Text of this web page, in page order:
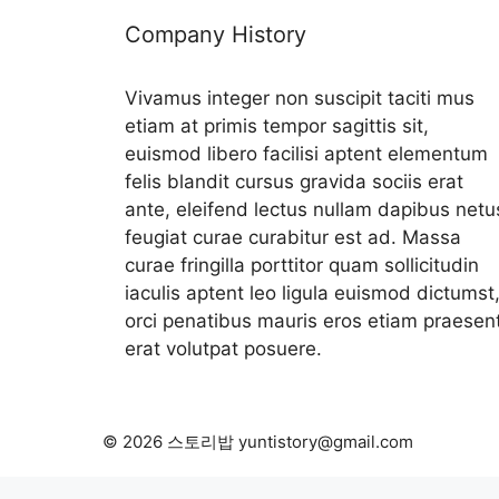
Company History
Vivamus integer non suscipit taciti mus
etiam at primis tempor sagittis sit,
euismod libero facilisi aptent elementum
felis blandit cursus gravida sociis erat
ante, eleifend lectus nullam dapibus
feugiat curae curabitur est ad. Massa
curae fringilla porttitor quam sollicitudin
iaculis aptent leo ligula euismod dictumst,
orci penatibus mauris eros etiam
erat volutpat posuere.
© 2026 스토리밥 yuntistory@gmail.com